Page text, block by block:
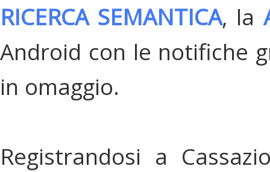
RICERCA SEMANTICA, la
Android con le notifiche
in omaggio.
Registrandosi a